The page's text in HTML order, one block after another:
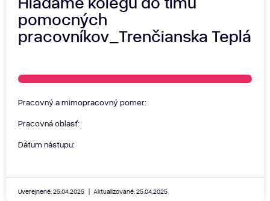
pomocných
pracovníkov_Trenčianska Teplá
Pracovný a mimopracovný pomer:
Pracovná oblasť:
Dátum nástupu:
Uverejnené: 25.04.2025 Aktualizované: 25.04.2025